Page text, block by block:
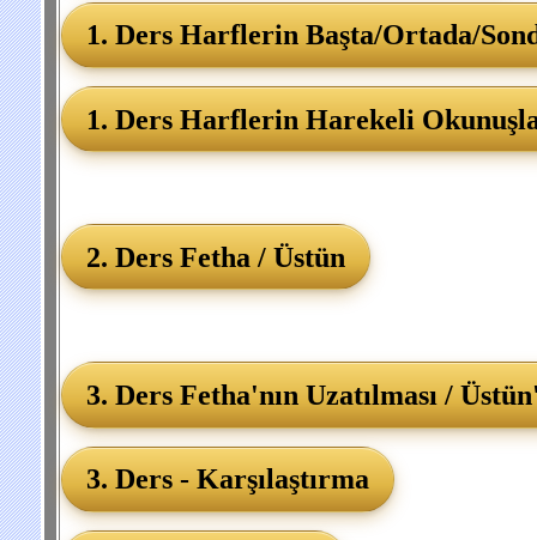
1. Ders Harflerin Başta/Ortada/
1. Ders Harflerin Harekeli
2. Ders Fetha / Üstün
3. Ders Fetha'nın Uzatılması /
3. Ders - Karşılaştırma